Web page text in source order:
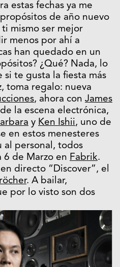
estas fechas ya me
de año nuevo
mismo ser mejor
menos por ahí a
han quedado en un
¿Qué? Nada, lo
si te gusta la fiesta más
toma regalo: nueva
, ahora con James
la escena electrónica,
y Ken Ishii, uno de
en estos menesteres
al personal, todos
6 de Marzo en Fabrik.
directo “Discover”, el
. A bailar,
por lo visto son dos